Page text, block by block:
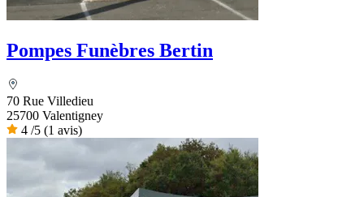
Pompes Funèbres Bertin
70 Rue Villedieu
25700 Valentigney
4 /5 (1 avis)